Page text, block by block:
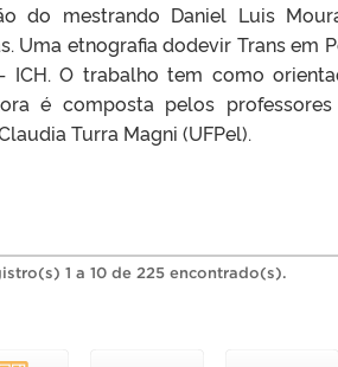
do mestrando Daniel Luis
Uma etnografia dodevir Trans em
– ICH. O trabalho tem como
é composta pelos
Turra Magni (UFPel).
1 a 10 de 225 encontrado(s).